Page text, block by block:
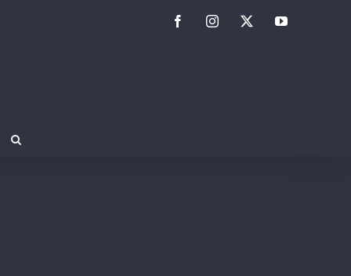
FacebookInstagramTwitterYouTube